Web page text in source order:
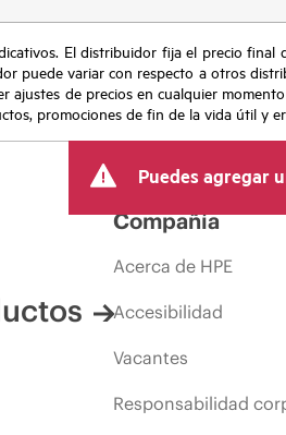
El distribuidor fija el precio
puede variar con respecto a otros
ajustes de precios en cualquier
promociones de fin de la vida útil y
Puedes agregar
Compañía
Acerca de HPE
Accesibilidad
Vacantes
Responsabilidad